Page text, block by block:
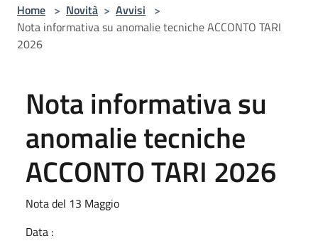
Home > Novità > Avvisi >
Nota informativa su anomalie tecniche ACCONTO TARI
2026
Nota informativa su
anomalie tecniche
ACCONTO TARI 2026
Nota del 13 Maggio
Data :